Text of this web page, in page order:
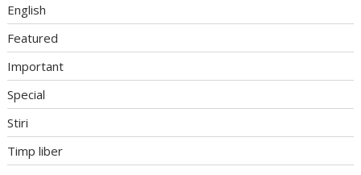
English
Featured
Important
Special
Stiri
Timp liber